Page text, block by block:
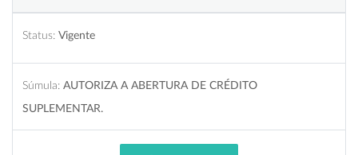
Status: Vigente
Súmula: AUTORIZA A ABERTURA DE CRÉDITO
SUPLEMENTAR.